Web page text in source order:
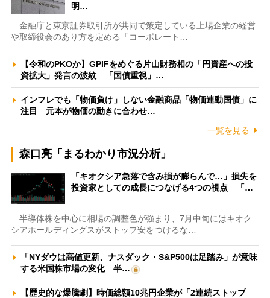
明…
金融庁と東京証券取引所が共同で策定している上場企業の経営
や取締役会のあり方を定める「コーポレート…
【令和のPKOか】GPIFをめぐる片山財務相の「円資産への投
資拡大」発言の波紋 「国債重視」…
インフレでも「物価負け」しない金融商品「物価連動国債」に
注目 元本が物価の動きに合わせ…
一覧を見る
森口亮「まるわかり市況分析」
「キオクシア急落で含み損が膨らんで…」損失を
投資家としての成長につなげる4つの視点 「…
半導体株を中心に相場の調整色が強まり、7月中旬にはキオク
シアホールディングスがストップ安をつけるな…
「NYダウは高値更新、ナスダック・S&P500は足踏み」が意味
する米国株市場の変化 半…
【歴史的な爆騰劇】時価総額10兆円企業が「2連続ストップ